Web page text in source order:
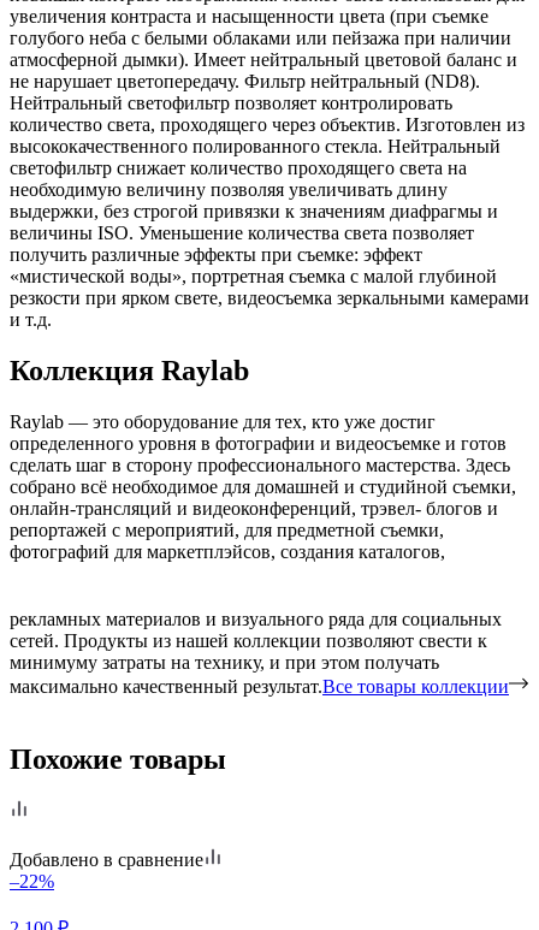
увеличения контраста и насыщенности цвета (при съемке
голубого неба с белыми облаками или пейзажа при наличии
атмосферной дымки). Имеет нейтральный цветовой баланс и
не нарушает цветопередачу. Фильтр нейтральный (ND8).
Нейтральный светофильтр позволяет контролировать
количество света, проходящего через объектив. Изготовлен из
высококачественного полированного стекла. Нейтральный
светофильтр снижает количество проходящего света на
необходимую величину позволяя увеличивать длину
выдержки, без строгой привязки к значениям диафрагмы и
величины ISO. Уменьшение количества света позволяет
получить различные эффекты при съемке: эффект
«мистической воды», портретная съемка с малой глубиной
резкости при ярком свете, видеосъемка зеркальными камерами
и т.д.
Коллекция Raylab
Raylab — это оборудование для тех, кто уже достиг
определенного уровня в фотографии и видеосъемке и готов
сделать шаг в сторону профессионального мастерства. Здесь
собрано всё необходимое для домашней и студийной съемки,
онлайн-трансляций и видеоконференций, трэвел- блогов и
репортажей с мероприятий, для предметной съемки,
фотографий для маркетплэйсов, создания каталогов,
рекламных материалов и визуального ряда для социальных
сетей. Продукты из нашей коллекции позволяют свести к
минимуму затраты на технику, и при этом получать
максимально качественный результат.Все товары коллекции
Похожие товары
Добавлено в сравнение
–22%